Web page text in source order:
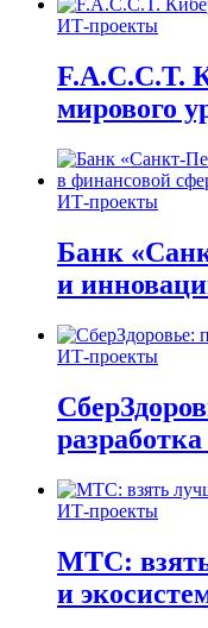
ИТ-проекты
F.A.C.C.T.
мирового
ИТ-проекты
Банк
и
ИТ-проекты
ИТ-проекты
МТС: взять
и